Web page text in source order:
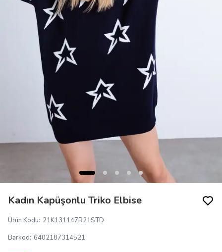
Kadın Kapüşonlu Triko Elbise
Ürün Kodu: 21K131147R21STD
Barkod: 6402187314521